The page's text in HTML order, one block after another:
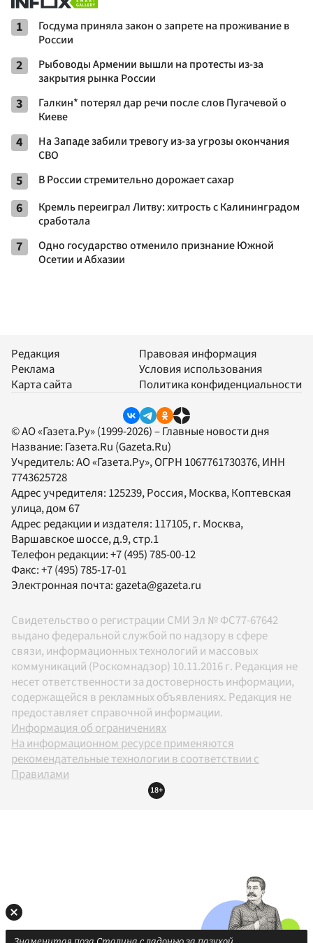
1
Госдума приняла закон о запрете на проживание в
России
2
Рыбоводы Армении вышли на протесты из-за
закрытия рынка России
3
Галкин* потерял дар речи после слов Пугачевой о
Киеве
4
На Западе забили тревогу из-за угрозы окончания
СВО
5 В России стремительно дорожает сахар
6
Кремль переиграл Литву: хитрость с Калининградом
сработала
7
Одно государство отменило признание Южной
Осетии и Абхазии
Редакция
Реклама
Карта сайта
Правовая информация
Условия использования
Политика конфиденциальности
© АО «Газета.Ру» (1999-2026) – Главные новости дня
Название: Газета.Ru (Gazeta.Ru)
Учредитель:АО «Газета.Ру», ОГРН 1067761730376, ИНН
7743625728
Адрес учредителя: 125239, Россия, Москва, Коптевская
улица, дом 67
Адрес редакции и издателя: 117105, г. Москва,
Варшавское шоссе, д.9, стр.1
Телефон редакции:+7 (495) 785-00-12
Факс:+7 (495) 785-17-01
Электронная почта: gazeta@gazeta.ru
Свидетельство о регистрации СМИ Эл № ФС77-67642
выдано федеральной службой по надзору в сфере
связи, информационных технологий и массовых
коммуникаций (Роскомнадзор) 10.11.2016 г. Редакция не
несет ответственности за достоверность информации,
содержащейся в рекламных объявлениях. Редакция не
предоставляет справочной информации.
Информация об ограничениях
На информационном ресурсе применяются
рекомендательные технологии в соответствии с
Правилами
18+